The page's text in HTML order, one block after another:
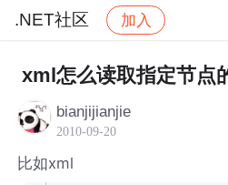
.NET社区 加入
.NET社区 帖子详
xml怎么读取指定节点
bianjijianjie
2010-09-20
比如xml